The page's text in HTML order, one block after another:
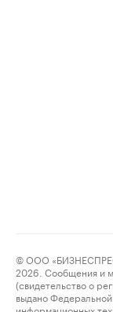
© ООО
2026. Сообщения и
(свидетельство о
выдано